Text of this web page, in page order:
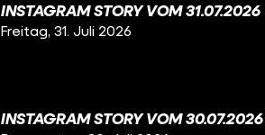
INSTAGRAM STORY VOM 31.07.2026
Freitag, 31. Juli 2026
INSTAGRAM STORY VOM 30.07.2026